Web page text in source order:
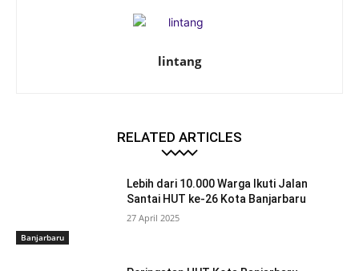
lintang
RELATED ARTICLES
Banjarbaru
Lebih dari 10.000 Warga Ikuti Jalan
Santai HUT ke-26 Kota Banjarbaru
27 April 2025